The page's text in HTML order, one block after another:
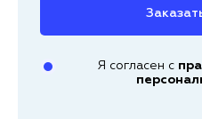
Я согласен с